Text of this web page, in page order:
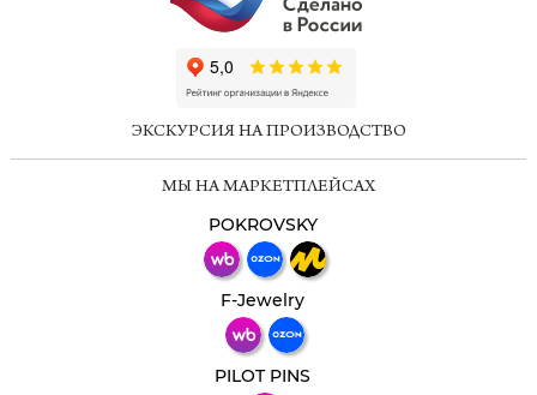
ЭКСКУРСИЯ НА ПРОИЗВОДСТВО
МЫ НА МАРКЕТПЛЕЙСАХ
POKROVSKY
F-Jewelry
PILOT PINS